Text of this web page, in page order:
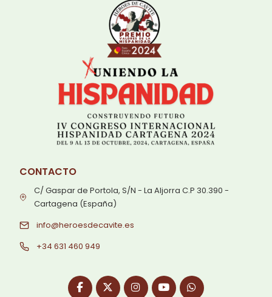
CONTACTO
C/ Gaspar de Portola, S/N - La Aljorra C.P 30.390 -
Cartagena (España)
info@heroesdecavite.es
+34 631 460 949